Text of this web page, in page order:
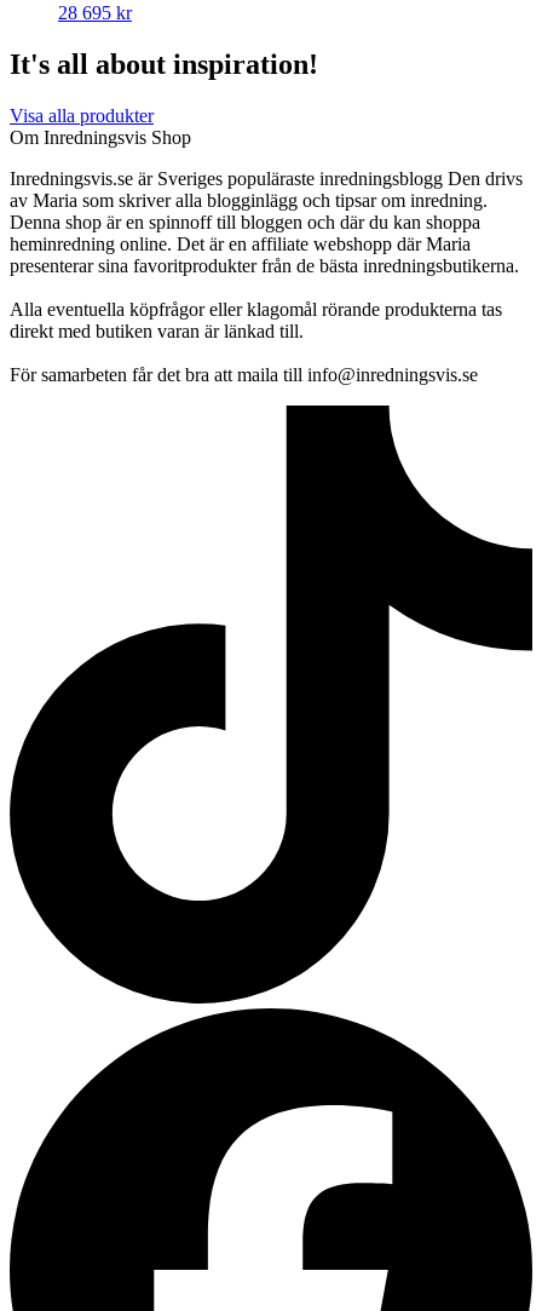
28 695 kr
It's all about inspiration!
Visa alla produkter
Om Inredningsvis Shop
Inredningsvis.se är Sveriges populäraste inredningsblogg Den drivs
av Maria som skriver alla blogginlägg och tipsar om inredning.
Denna shop är en spinnoff till bloggen och där du kan shoppa
heminredning online. Det är en affiliate webshopp där Maria
presenterar sina favoritprodukter från de bästa inredningsbutikerna.
Alla eventuella köpfrågor eller klagomål rörande produkterna tas
direkt med butiken varan är länkad till.
För samarbeten får det bra att maila till info@inredningsvis.se